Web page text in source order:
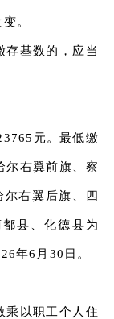
。
存基数的，应当
元。最低缴
尔右翼前旗、察
右翼后旗、四
县、化德县为
年6月30日。
乘以职工个人住